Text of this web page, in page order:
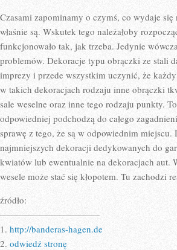
Czasami zapominamy o czymś, co wydaje
właśnie są. Wskutek tego należałoby
funkcjonowało tak, jak trzeba. Jedynie
problemów. Dekoracje typu obrączki ze stali
imprezy i przede wszystkim uczynić, że
w takich dekoracjach rodzaju inne obrączki
sale weselne oraz inne tego rodzaju punkty.
odpowiedniej podchodzą do całego
sprawę z tego, że są w odpowiednim
najmniejszych dekoracji dedykowanych do
kwiatów lub ewentualnie na dekoracjach aut.
wesele może stać się kłopotem. Tu zachodzi
źródło:
———————————
1. http://banderas-hagen.de
2. odwiedź stronę